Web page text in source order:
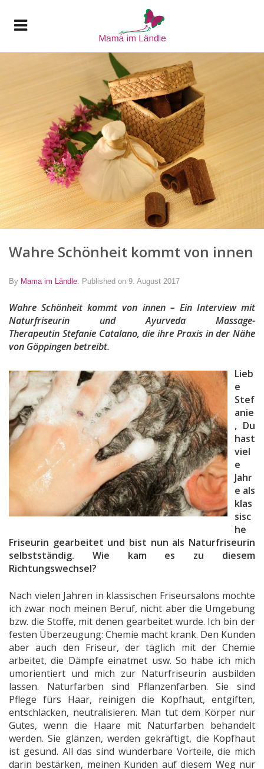
Wahre Schönheit kommt von innen
By Mama im Ländle Published on 9. August 2017
Wahre Schönheit kommt von innen – Ein Interview mit
Naturfriseurin und Ayurveda Massage-
Therapeutin Stefanie Catalano, die ihre Praxis in der Nähe
von Göppingen betreibt.
Lieb
e
Stef
anie
, Du
hast
viel
e
Jahr
e als
klas
sisc
he
Friseurin gearbeitet und bist nun als Naturfriseurin
selbstständig. Wie kam es zu diesem
Richtungswechsel?
Nach vielen Jahren in klassischen Friseursalons mochte
ich zwar noch meinen Beruf, nicht aber die Umgebung
bzw. die Stoffe, mit denen gearbeitet wurde. Ich bin der
festen Überzeugung: Chemie macht krank. Den Kunden
aber auch den Friseur, der täglich mit der Chemie
arbeitet, die Dämpfe einatmet usw. So habe ich mich
umorientiert und mich zur Naturfriseurin ausbilden
lassen. Naturfarben sind Pflanzenfarben. Sie sind
Pflege fürs Haar, reinigen die Kopfhaut, entgiften,
entschlacken, neutralisieren. Man tut dem Körper nur
Gutes, wenn die Haare mit Naturfarben behandelt
werden. Sie glänzen, werden gekräftigt, die Kopfhaut
ist gesund. All das sind wunderbare Vorteile, die mich
darin bestärken, meinen Kunden auf diesem Weg nur